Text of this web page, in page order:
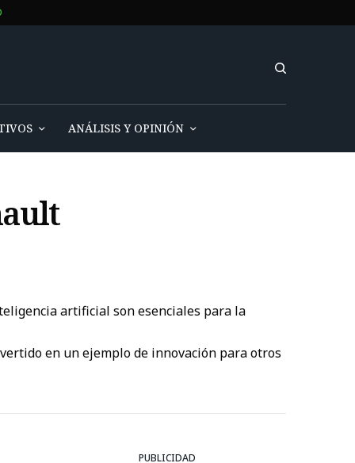
ANÁLISIS Y OPINIÓN
artificial son esenciales para la
en un ejemplo de innovación para otros
PUBLICIDAD